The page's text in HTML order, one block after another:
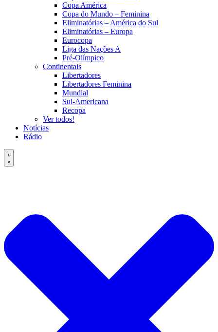
Copa América
Copa do Mundo – Feminina
Eliminatórias – América do Sul
Eliminatórias – Europa
Eurocopa
Liga das Nações A
Pré-Olímpico
Continentais
Libertadores
Libertadores Feminina
Mundial
Sul-Americana
Recopa
Ver todos!
Notícias
Rádio